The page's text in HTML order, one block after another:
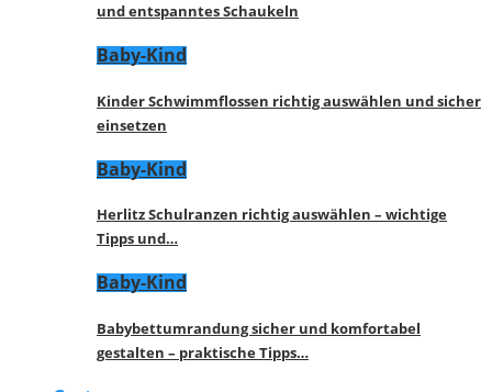
und entspanntes Schaukeln
Baby-Kind
Kinder Schwimmflossen richtig auswählen und sicher
einsetzen
Baby-Kind
Herlitz Schulranzen richtig auswählen – wichtige
Tipps und…
Baby-Kind
Babybettumrandung sicher und komfortabel
gestalten – praktische Tipps…